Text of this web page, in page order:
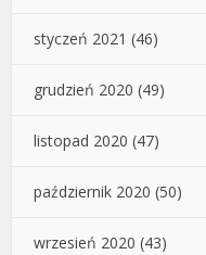
styczeń 2021 (46)
grudzień 2020 (49)
listopad 2020 (47)
październik 2020 (50)
wrzesień 2020 (43)